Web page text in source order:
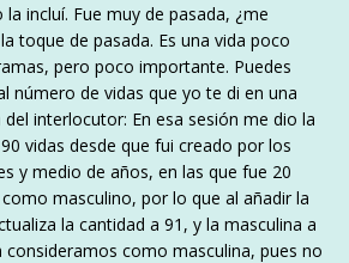
incluí. Fue muy de pasada, ¿me
toque de pasada. Es una vida poco
pero poco importante. Puedes
número de vidas que yo te di en una
interlocutor: En esa sesión me dio la
vidas desde que fui creado por los
y medio de años, en las que fue 20
masculino, por lo que al añadir la
la cantidad a 91, y la masculina a
consideramos como masculina, pues no